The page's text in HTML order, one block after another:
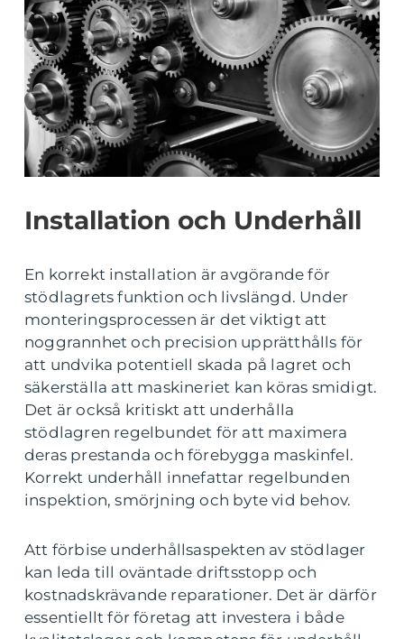
Installation och Underhåll
En korrekt installation är avgörande för
stödlagrets funktion och livslängd. Under
monteringsprocessen är det viktigt att
noggrannhet och precision upprätthålls för
att undvika potentiell skada på lagret och
säkerställa att maskineriet kan köras smidigt.
Det är också kritiskt att underhålla
stödlagren regelbundet för att maximera
deras prestanda och förebygga maskinfel.
Korrekt underhåll innefattar regelbunden
inspektion, smörjning och byte vid behov.
Att förbise underhållsaspekten av stödlager
kan leda till oväntade driftsstopp och
kostnadskrävande reparationer. Det är därför
essentiellt för företag att investera i både